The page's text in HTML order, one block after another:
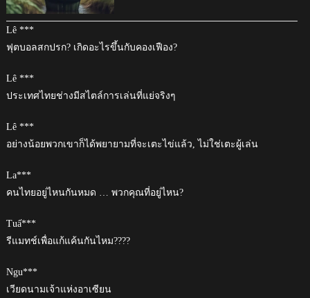
Lê ***
ฟุตบอลสกปรก? เกิดอะไรขึ้นกับคองเฟือง?
Lê ***
ประเทศไทยช่างมีสไตล์การเล่นที่แย่จริงๆ
Lê ***
อย่างน้อยพวกเขาก็ได้พยายามที่จะเตะไข่แล้ว, ไม่ใช่เตะผู้เล่น
La***
คนไทยอยู่ไหนกันหมด … พวกคุณที่อยู่ไหน?
Tuấ***
รีแมทช์เพื่อแก้แค้นกันไหม????
Ngu***
เวียดนามเจ้าแห่งอาเซียน